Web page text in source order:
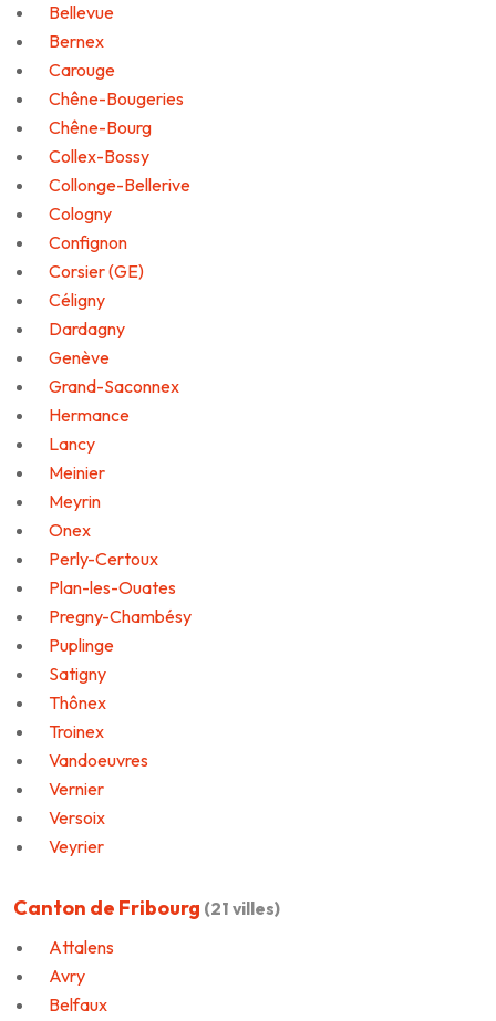
Bellevue
Bernex
Carouge
Chêne-Bougeries
Chêne-Bourg
Collex-Bossy
Collonge-Bellerive
Cologny
Confignon
Corsier (GE)
Céligny
Dardagny
Genève
Grand-Saconnex
Hermance
Lancy
Meinier
Meyrin
Onex
Perly-Certoux
Plan-les-Ouates
Pregny-Chambésy
Puplinge
Satigny
Thônex
Troinex
Vandoeuvres
Vernier
Versoix
Veyrier
Canton de Fribourg (21 villes)
Attalens
Avry
Belfaux